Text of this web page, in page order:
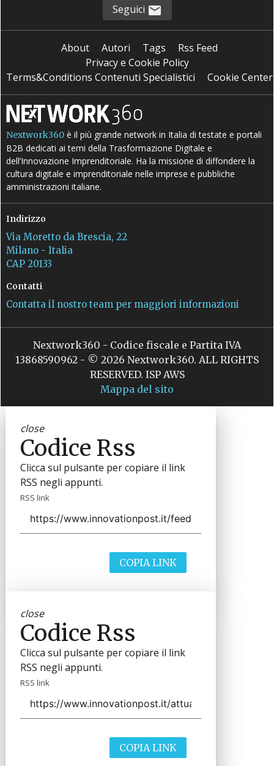
Seguici
About Autori Tags
Rss Feed
Privacy e Cookie Policy
Terms&Conditions Contenuti Specialistici
Cookie Center
Nextwork360 è il più grande network in Italia di testate e portali
B2B dedicati ai temi della Trasformazione Digitale e
dell’Innovazione Imprenditoriale. Ha la missione di diffondere la
cultura digitale e imprenditoriale nelle imprese e pubbliche
amministrazioni italiane.
Indirizzo
Via Moretto da Brescia, 22
Milano - Italia
CAP 20133
Contatti
Contatta il nostro team per maggiori informazioni
Nextwork360 - Codice fiscale e Partita IVA
13868590962 - © 2026 Nextwork360. ALL RIGHTS
RESERVED. ISP AWS
Mappa del sito
close
Codice Rss
Clicca sul pulsante per copiare il link
RSS negli appunti.
RSS link
COPIA LINK
close
Codice Rss
Clicca sul pulsante per copiare il link
RSS negli appunti.
RSS link
COPIA LINK